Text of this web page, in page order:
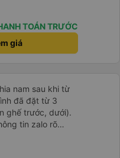
TOÁN TRƯỚC
giá
nam sau khi từ
đã đặt từ 3
ghế trước, dưới).
tin zalo rõ
sạch sẽ